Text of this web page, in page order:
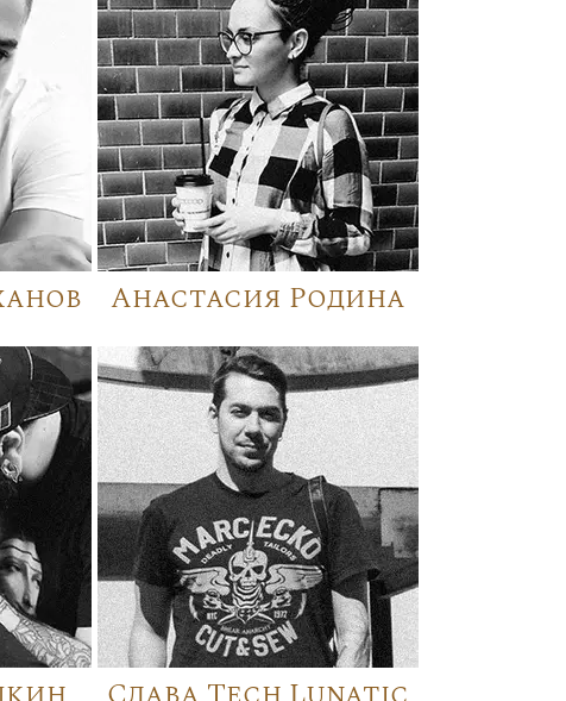
Анастасия Родина